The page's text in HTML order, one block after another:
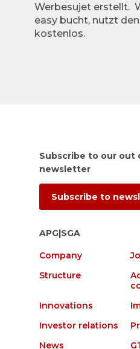
Werbesujet erstellt.
easy bucht, nutzt
kostenlos.
Subscribe to our out
newsletter
Subscribe to
APG|SGA
Company
Structure
Innovations
Investor relations
News